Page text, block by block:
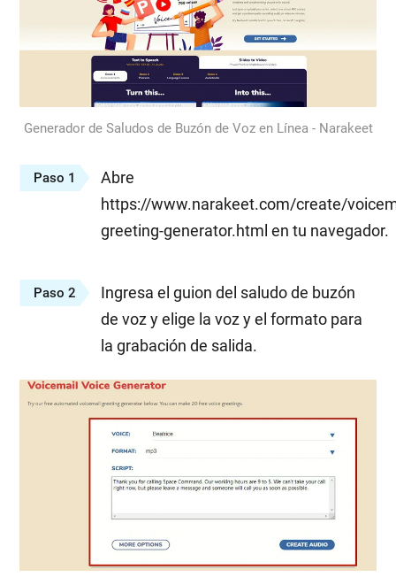
Generador de Saludos de Buzón de Voz en Línea - Narakeet
Paso 1
Abre
https://www.narakeet.com/create/
greeting-generator.html en tu navegador.
Paso 2
Ingresa el guion del saludo de buzón
de voz y elige la voz y el formato para
la grabación de salida.